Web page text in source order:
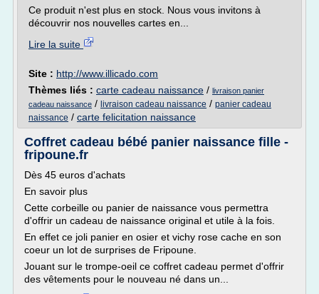
Ce produit n'est plus en stock. Nous vous invitons à
découvrir nos nouvelles cartes en...
Lire la suite
Site : http://www.illicado.com
Thèmes liés : carte cadeau naissance / livraison panier
cadeau naissance / livraison cadeau naissance / panier cadeau
naissance / carte felicitation naissance
Coffret cadeau bébé panier naissance fille -
fripoune.fr
Dès 45 euros d'achats
En savoir plus
Cette corbeille ou panier de naissance vous permettra
d'offrir un cadeau de naissance original et utile à la fois.
En effet ce joli panier en osier et vichy rose cache en son
coeur un lot de surprises de Fripoune.
Jouant sur le trompe-oeil ce coffret cadeau permet d'offrir
des vêtements pour le nouveau né dans un...